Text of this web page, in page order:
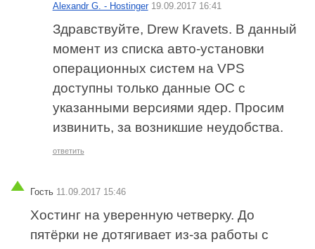
Alexandr G. - Hostinger 19.09.2017 16:41
Здравствуйте, Drew Kravets. В данный
момент из списка авто-установки
операционных систем на VPS
доступны только данные ОС с
указанными версиями ядер. Просим
извинить, за возникшие неудобства.
ответить
Гость 11.09.2017 15:46
Хостинг на уверенную четверку. До
пятёрки не дотягивает из-за работы с